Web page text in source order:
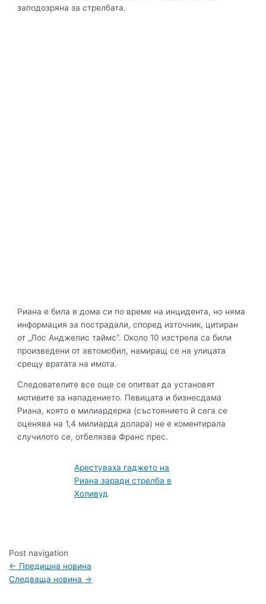
заподозряна за стрелбата.
Риана е била в дома си по време на инцидента, но няма
информация за пострадали, според източник, цитиран
от „Лос Анджелис таймс“. Около 10 изстрела са били
произведени от автомобил, намиращ се на улицата
срещу вратата на имота.
Следователите все още се опитват да установят
мотивите за нападението. Певицата и бизнесдама
Риана, която е милиардерка (състоянието й сега се
оценява на 1,4 милиарда долара) не е коментирала
случилото се, отбелязва Франс прес.
Арестуваха гаджето на
Риана заради стрелба в
Холивуд
Post navigation
← Предишна новина
Следваща новина →